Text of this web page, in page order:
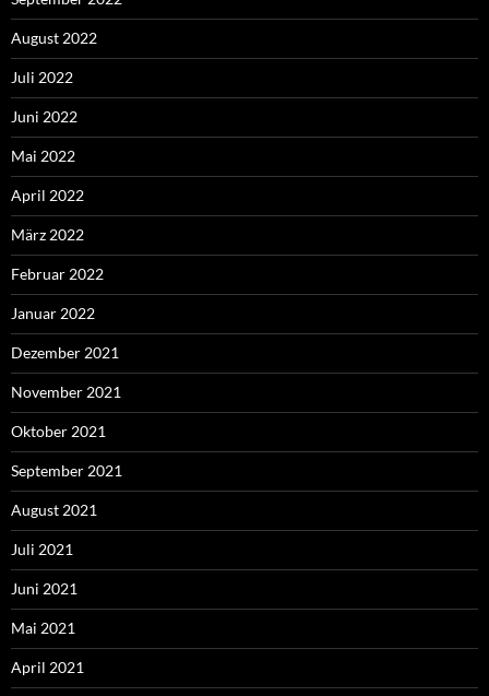
August 2022
Juli 2022
Juni 2022
Mai 2022
April 2022
März 2022
Februar 2022
Januar 2022
Dezember 2021
November 2021
Oktober 2021
September 2021
August 2021
Juli 2021
Juni 2021
Mai 2021
April 2021